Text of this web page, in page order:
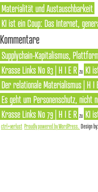
Materialität und Austauschbarkeit
KI ist ein Coup: Das Internet,
Kommentare
Supplychain-Kapitalismus,
Krasse Links No 83 | H I E R zu KI
Der relationale Materialismus | H I
Es geht um Personenschutz,
Krasse Links No 79 | H I E R zu KI
ctrl+verlust Proudly powered by WordPress. Design by: